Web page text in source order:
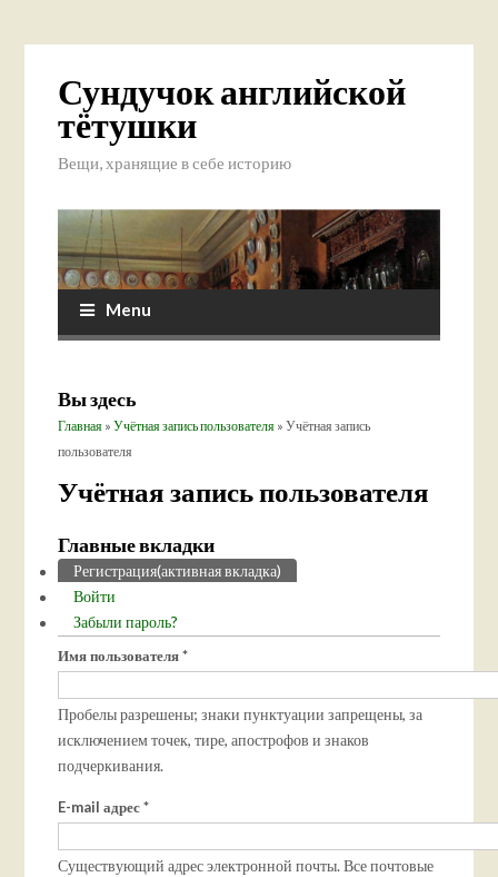
Сундучок английской
тётушки
Вещи, хранящие в себе историю
Menu
Вы здесь
Главная »Учётная запись пользователя » Учётная запись
пользователя
Учётная запись пользователя
Главные вкладки
Регистрация(активная вкладка)
Войти
Забыли пароль?
Имя пользователя*
Пробелы разрешены; знаки пунктуации запрещены, за
исключением точек, тире, апострофов и знаков
подчеркивания.
E-mail адрес*
Существующий адрес электронной почты. Все почтовые